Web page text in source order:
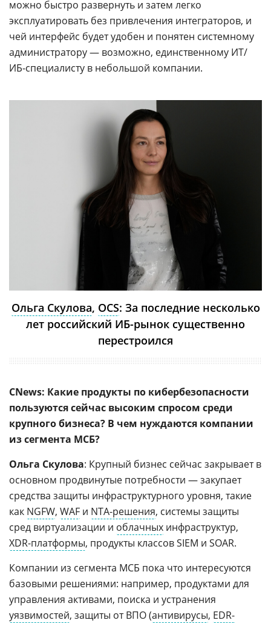
можно быстро развернуть и затем легко
эксплуатировать без привлечения интеграторов, и
чей интерфейс будет удобен и понятен системному
администратору — возможно, единственному ИТ/
ИБ-специалисту в небольшой компании.
Ольга Скулова, OCS: За последние несколько
лет российский ИБ-рынок существенно
перестроился
CNews: Какие продукты по кибербезопасности
пользуются сейчас высоким спросом среди
крупного бизнеса? В чем нуждаются компании
из сегмента МСБ?
Ольга Скулова: Крупный бизнес сейчас закрывает в
основном продвинутые потребности — закупает
средства защиты инфраструктурного уровня, такие
как NGFW, WAF и NTA-решения, системы защиты
сред виртуализации и облачных инфраструктур,
XDR-платформы, продукты классов SIEM и SOAR.
Компании из сегмента МСБ пока что интересуются
базовыми решениями: например, продуктами для
управления активами, поиска и устранения
уязвимостей, защиты от ВПО (антивирусы, EDR-